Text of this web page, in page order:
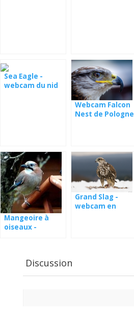
Sea Eagle -
webcam du nid
Webcam Falcon
Nest de Pologne
Mangeoire à
oiseaux -
Grand Slag -
webcam en
Discussion